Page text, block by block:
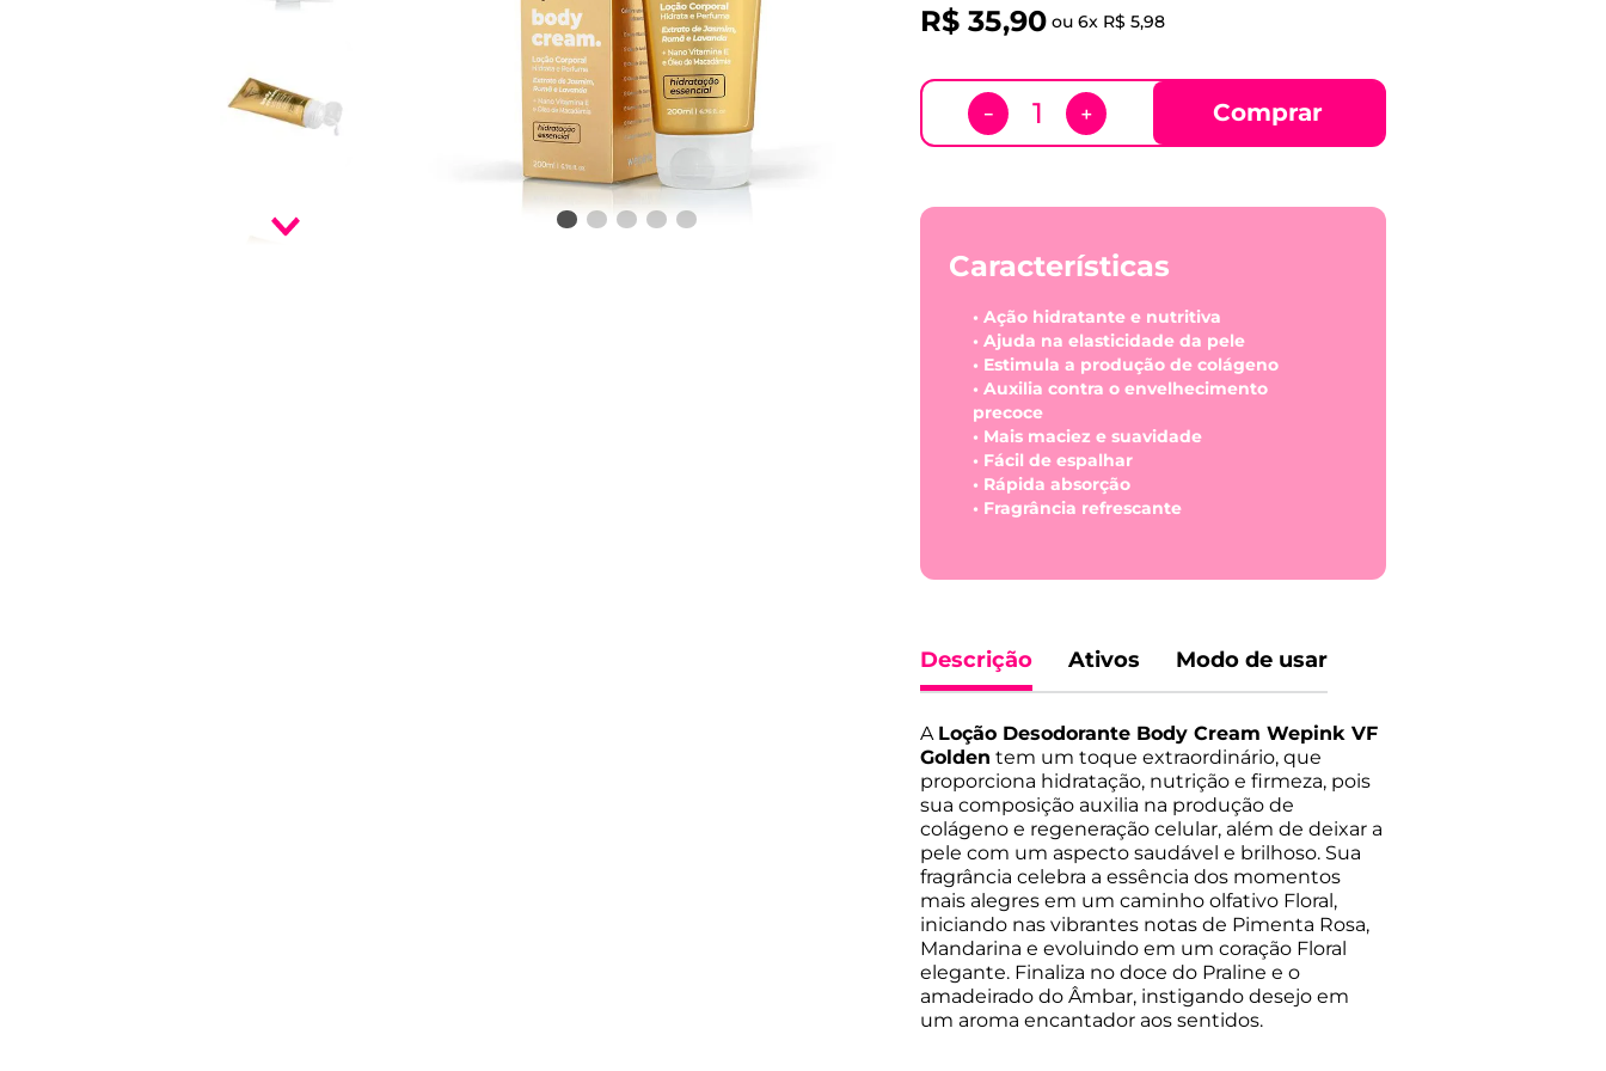
R$ 35,90 ou6x R$ 5,98
＋
－ Comprar
Características
• Ação hidratante e nutritiva
• Ajuda na elasticidade da pele
• Estimula a produção de colágeno
• Auxilia contra o envelhecimento
precoce
• Mais maciez e suavidade
• Fácil de espalhar
• Rápida absorção
• Fragrância refrescante
Descrição Ativos Modo de usar
A Loção Desodorante Body Cream Wepink VF
Golden tem um toque extraordinário, que
proporciona hidratação, nutrição e firmeza, pois
sua composição auxilia na produção de
colágeno e regeneração celular, além de deixar a
pele com um aspecto saudável e brilhoso. Sua
fragrância celebra a essência dos momentos
mais alegres em um caminho olfativo Floral,
iniciando nas vibrantes notas de Pimenta Rosa,
Mandarina e evoluindo em um coração Floral
elegante. Finaliza no doce do Praline e o
amadeirado do Âmbar, instigando desejo em
um aroma encantador aos sentidos.